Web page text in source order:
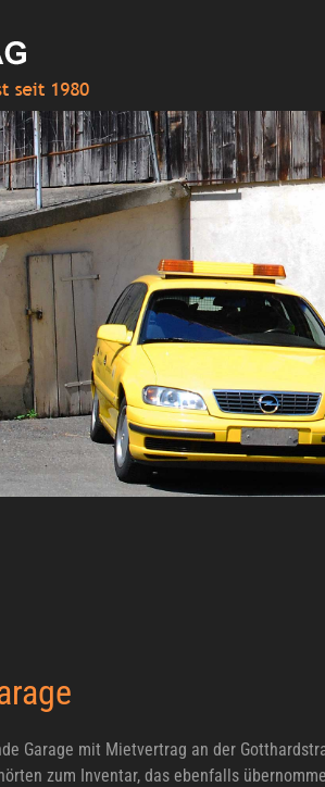
Garage mit Mietvertrag an der
zum Inventar, das ebenfalls